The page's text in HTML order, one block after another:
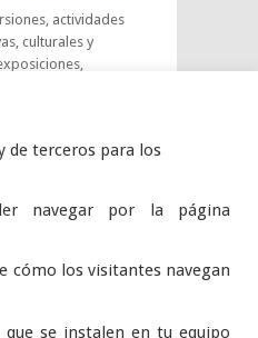
actividades
culturales y
tradicionales del
y donaciones
de sus fines.
e informar
de la misma.
S/N.
de terceros para los
navegar por la página
cómo los visitantes navegan
se instalen en tu equipo